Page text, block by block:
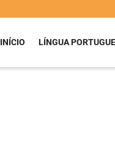
INÍCIO LÍNGUA